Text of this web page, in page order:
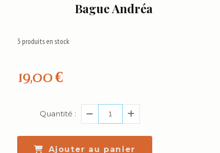
Bague Andréa
19,00€
3 produits en stock
Quantité :
Ajouter au panier